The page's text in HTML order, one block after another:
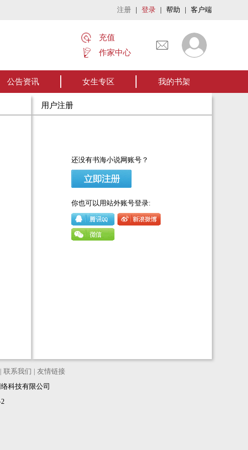
注册 登录 帮助 客户端
充值
作家中心
公告资讯 女生专区 我的书架
用户注册
还没有书海小说网账号？
你也可以用站外账号登录:
联系我们
友情链接
科技有限公司